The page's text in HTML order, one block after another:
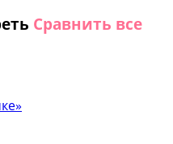
Сравнить все